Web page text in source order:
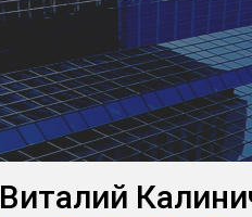
Виталий